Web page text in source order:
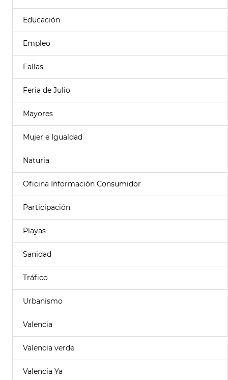
Educación
Empleo
Fallas
Feria de Julio
Mayores
Mujer e Igualdad
Naturia
Oficina Información Consumidor
Participación
Playas
Sanidad
Tráfico
Urbanismo
Valencia
Valencia verde
Valencia Ya